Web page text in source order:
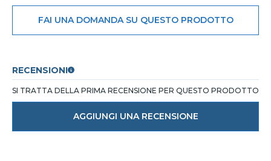
FAI UNA DOMANDA SU QUESTO PRODOTTO
RECENSIONI
SI TRATTA DELLA PRIMA RECENSIONE PER QUESTO PRODOTTO
AGGIUNGI UNA RECENSIONE